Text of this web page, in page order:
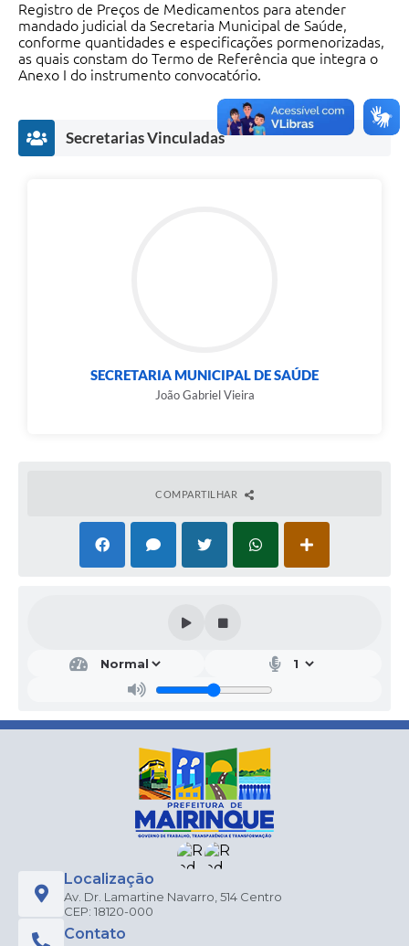
Registro de Preços de Medicamentos para atender
mandado judicial da Secretaria Municipal de Saúde,
conforme quantidades e especificações pormenorizadas,
as quais constam do Termo de Referência que integra o
Anexo I do instrumento convocatório.
Secretarias Vinculadas
SECRETARIA MUNICIPAL DE SAÚDE
João Gabriel Vieira
COMPARTILHAR
Localização
Av. Dr. Lamartine Navarro, 514 Centro
CEP: 18120-000
Contato